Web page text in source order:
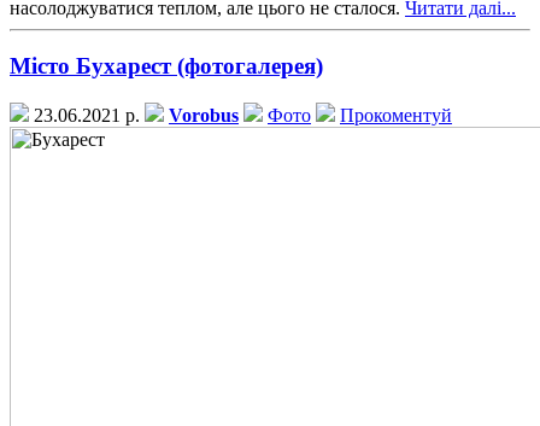
насолоджуватися теплом, але цього не сталося. Читати далі...
Місто Бухарест (фотогалерея)
23.06.2021 р. Vorobus Фото Прокоментуй